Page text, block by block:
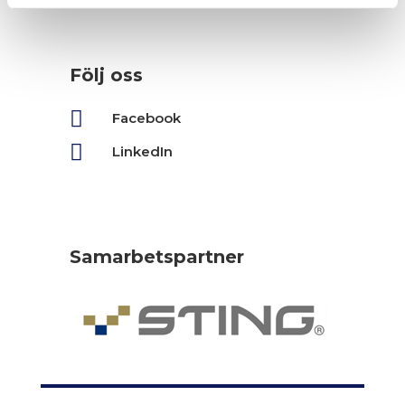
Följ oss
 Facebook
 LinkedIn
Samarbetspartner